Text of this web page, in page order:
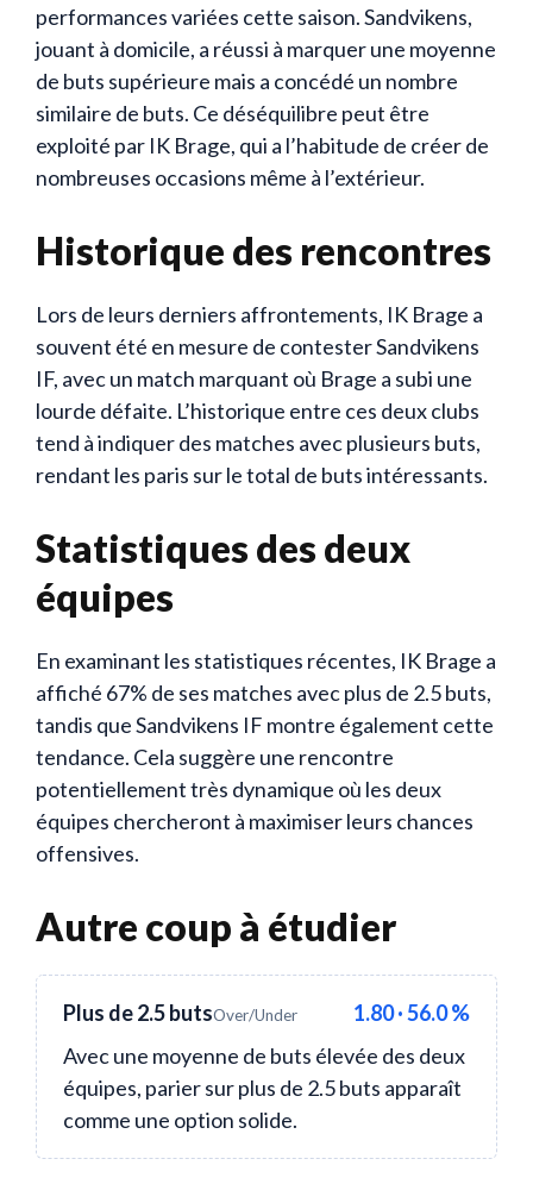
performances variées cette saison. Sandvikens,
jouant à domicile, a réussi à marquer une moyenne
de buts supérieure mais a concédé un nombre
similaire de buts. Ce déséquilibre peut être
exploité par IK Brage, qui a l’habitude de créer de
nombreuses occasions même à l’extérieur.
Historique des rencontres
Lors de leurs derniers affrontements, IK Brage a
souvent été en mesure de contester Sandvikens
IF, avec un match marquant où Brage a subi une
lourde défaite. L’historique entre ces deux clubs
tend à indiquer des matches avec plusieurs buts,
rendant les paris sur le total de buts intéressants.
Statistiques des deux
équipes
En examinant les statistiques récentes, IK Brage a
affiché 67% de ses matches avec plus de 2.5 buts,
tandis que Sandvikens IF montre également cette
tendance. Cela suggère une rencontre
potentiellement très dynamique où les deux
équipes chercheront à maximiser leurs chances
offensives.
Autre coup à étudier
Plus de 2.5 butsOver/Under
1.80 · 56.0 %
Avec une moyenne de buts élevée des deux
équipes, parier sur plus de 2.5 buts apparaît
comme une option solide.